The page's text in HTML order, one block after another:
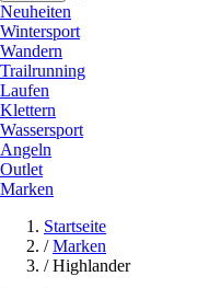
Neuheiten
Wintersport
Wandern
Trailrunning
Laufen
Klettern
Wassersport
Angeln
Outlet
Marken
Startseite
/ Marken
/ Highlander